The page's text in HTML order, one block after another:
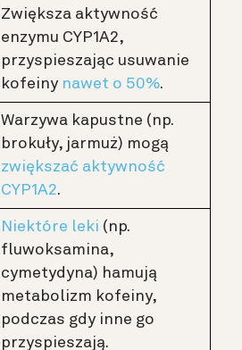
Zwiększa aktywność
enzymu CYP1A2,
przyspieszając usuwanie
kofeiny nawet o 50%.
Warzywa kapustne (np.
brokuły, jarmuż) mogą
zwiększać aktywność
CYP1A2.
Niektóre leki (np.
fluwoksamina,
cymetydyna) hamują
metabolizm kofeiny,
podczas gdy inne go
przyspieszają.